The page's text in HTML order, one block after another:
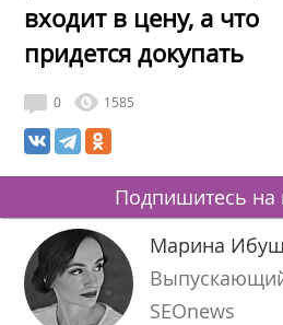
входит в цену, а что
придется докупать
0 1585
Подпишитесь на
Марина
SEOnews